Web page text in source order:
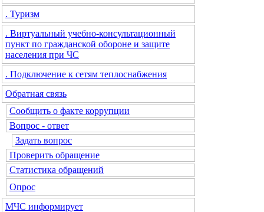
. Туризм
. Виртуальный учебно-консультационный
пункт по гражданской обороне и защите
населения при ЧС
. Подключение к сетям теплоснабжения
Обратная связь
Сообщить о факте коррупции
Вопрос - ответ
Задать вопрос
Проверить обращение
Статистика обращений
Опрос
МЧС информирует